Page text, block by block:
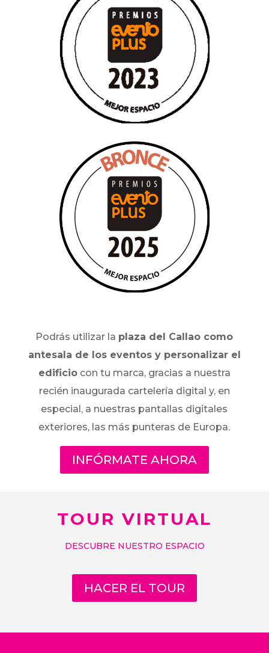
Podrás utilizar la plaza del Callao como
antesala de los eventos y personalizar el
edificiocon tu marca, gracias a nuestra
recién inaugurada cartelería digital y, en
especial, a nuestras pantallas digitales
exteriores, las más punteras de Europa.
INFÓRMATE AHORA
TOUR VIRTUAL
DESCUBRE NUESTRO ESPACIO
HACER EL TOUR